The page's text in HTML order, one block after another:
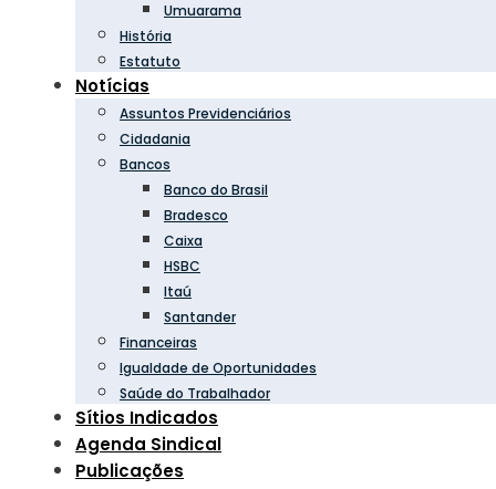
Umuarama
História
Estatuto
Notícias
Assuntos Previdenciários
Cidadania
Bancos
Banco do Brasil
Bradesco
Caixa
HSBC
Itaú
Santander
Financeiras
Igualdade de Oportunidades
Saúde do Trabalhador
Sítios Indicados
Agenda Sindical
Publicações